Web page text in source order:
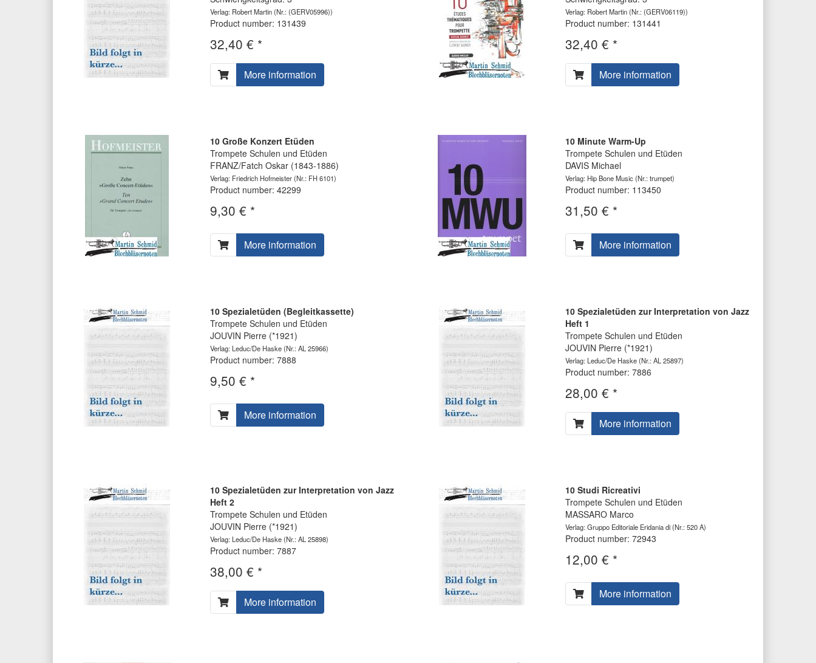
Verlag: Robert Martin(Nr.: (GERV05996))
Product number: 131439
32,40 € *
More information
Verlag: Robert Martin(Nr.: (GERV06119))
Product number: 131441
32,40 € *
More information
10 Große Konzert Etüden
Trompete Schulen und Etüden
FRANZ/Fatch Oskar (1843-1886)
Verlag: Friedrich Hofmeister(Nr.: FH 6101)
Product number: 42299
9,30 € *
More information
10 Minute Warm-Up
Trompete Schulen und Etüden
DAVIS Michael
Verlag: Hip Bone Music(Nr.: trumpet)
Product number: 113450
31,50 € *
More information
10 Spezialetüden (Begleitkassette)
Trompete Schulen und Etüden
JOUVIN Pierre (*1921)
Verlag: Leduc/De Haske(Nr.: AL 25966)
Product number: 7888
9,50 € *
More information
10 Spezialetüden zur Interpretation von Jazz
Heft 1
Trompete Schulen und Etüden
JOUVIN Pierre (*1921)
Verlag: Leduc/De Haske(Nr.: AL 25897)
Product number: 7886
28,00 € *
More information
10 Spezialetüden zur Interpretation von Jazz
Heft 2
Trompete Schulen und Etüden
JOUVIN Pierre (*1921)
Verlag: Leduc/De Haske(Nr.: AL 25898)
Product number: 7887
38,00 € *
More information
10 Studi Ricreativi
Trompete Schulen und Etüden
MASSARO Marco
Verlag: Gruppo Editoriale Eridania di(Nr.: 520 A)
Product number: 72943
12,00 € *
More information